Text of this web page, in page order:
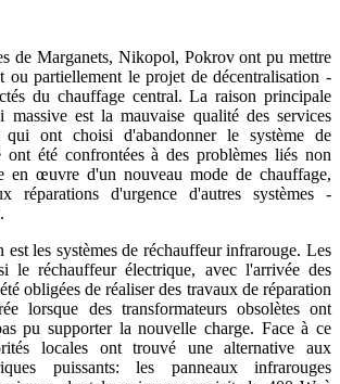
de Marganets, Nikopol, Pokrov ont pu mettre
ou partiellement le projet de décentralisation -
du chauffage central. La raison principale
massive est la mauvaise qualité des services
ont choisi d'abandonner le système de
ont été confrontées à des problèmes liés non
en œuvre d'un nouveau mode de chauffage,
réparations d'urgence d'autres systèmes -
les systèmes de réchauffeur infrarouge. Les
le réchauffeur électrique, avec l'arrivée des
obligées de réaliser des travaux de réparation
lorsque des transformateurs obsolètes ont
pu supporter la nouvelle charge. Face à ce
locales ont trouvé une alternative aux
puissants: les panneaux infrarouges